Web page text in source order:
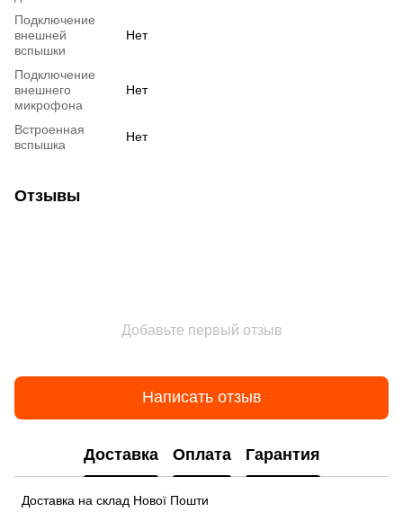
Подключение
внешней
вспышки
Нет
Подключение
внешнего
микрофона
Нет
Встроенная
вспышка
Нет
Отзывы
Добавьте первый отзыв
Написать отзыв
Доставка Оплата Гарантия
Доставка на склад Нової Пошти